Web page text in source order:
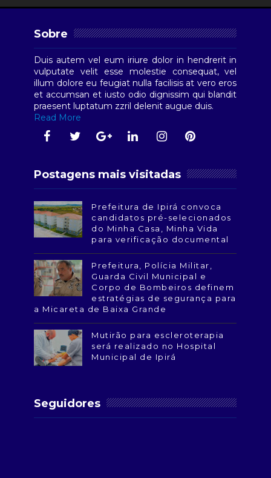
Sobre
Duis autem vel eum iriure dolor in hendrerit in
vulputate velit esse molestie consequat, vel
illum dolore eu feugiat nulla facilisis at vero eros
et accumsan et iusto odio dignissim qui blandit
praesent luptatum zzril delenit augue duis.
Read More
Postagens mais visitadas
Prefeitura de Ipirá convoca
candidatos pré-selecionados
do Minha Casa, Minha Vida
para verificação documental
Prefeitura, Polícia Militar,
Guarda Civil Municipal e
Corpo de Bombeiros definem
estratégias de segurança para
a Micareta de Baixa Grande
Mutirão para escleroterapia
será realizado no Hospital
Municipal de Ipirá
Seguidores